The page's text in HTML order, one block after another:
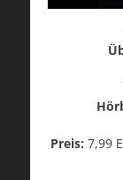
Preis: 7,99